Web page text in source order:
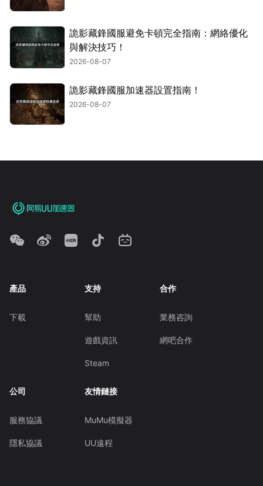
詭影藏鋒國服避免卡頓完全指南：網絡優化
與解決技巧！
2026-08-07
詭影藏鋒國服加速器設置指南！
2026-08-07
產品
下載
支持
幫助
遊戲資訊
Steam
合作
業務咨詢
網吧合作
公司
服務協議
隱私協議
友情鏈接
MuMu模擬器
UU遠程